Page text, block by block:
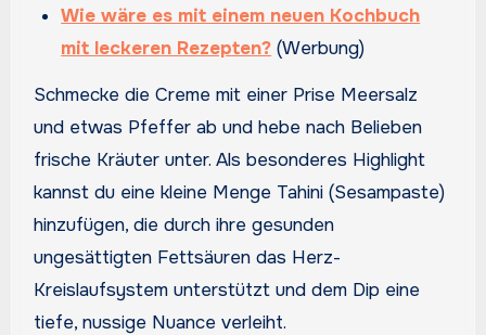
Wie wäre es mit einem neuen Kochbuch
mit leckeren Rezepten? (Werbung)
Schmecke die Creme mit einer Prise Meersalz
und etwas Pfeffer ab und hebe nach Belieben
frische Kräuter unter. Als besonderes Highlight
kannst du eine kleine Menge Tahini (Sesampaste)
hinzufügen, die durch ihre gesunden
ungesättigten Fettsäuren das Herz-
Kreislaufsystem unterstützt und dem Dip eine
tiefe, nussige Nuance verleiht.